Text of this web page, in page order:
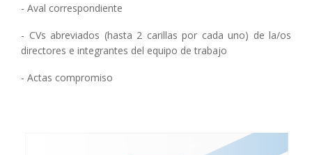
- Aval correspondiente
- CVs abreviados (hasta 2 carillas por cada uno) de la/os
directores e integrantes del equipo de trabajo
- Actas compromiso